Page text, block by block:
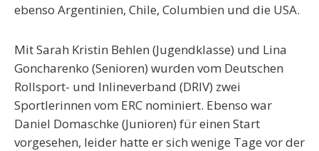
ebenso Argentinien, Chile, Columbien und die USA.
Mit Sarah Kristin Behlen (Jugendklasse) und Lina
Goncharenko (Senioren) wurden vom Deutschen
Rollsport- und Inlineverband (DRIV) zwei
Sportlerinnen vom ERC nominiert. Ebenso war
Daniel Domaschke (Junioren) für einen Start
vorgesehen, leider hatte er sich wenige Tage vor der